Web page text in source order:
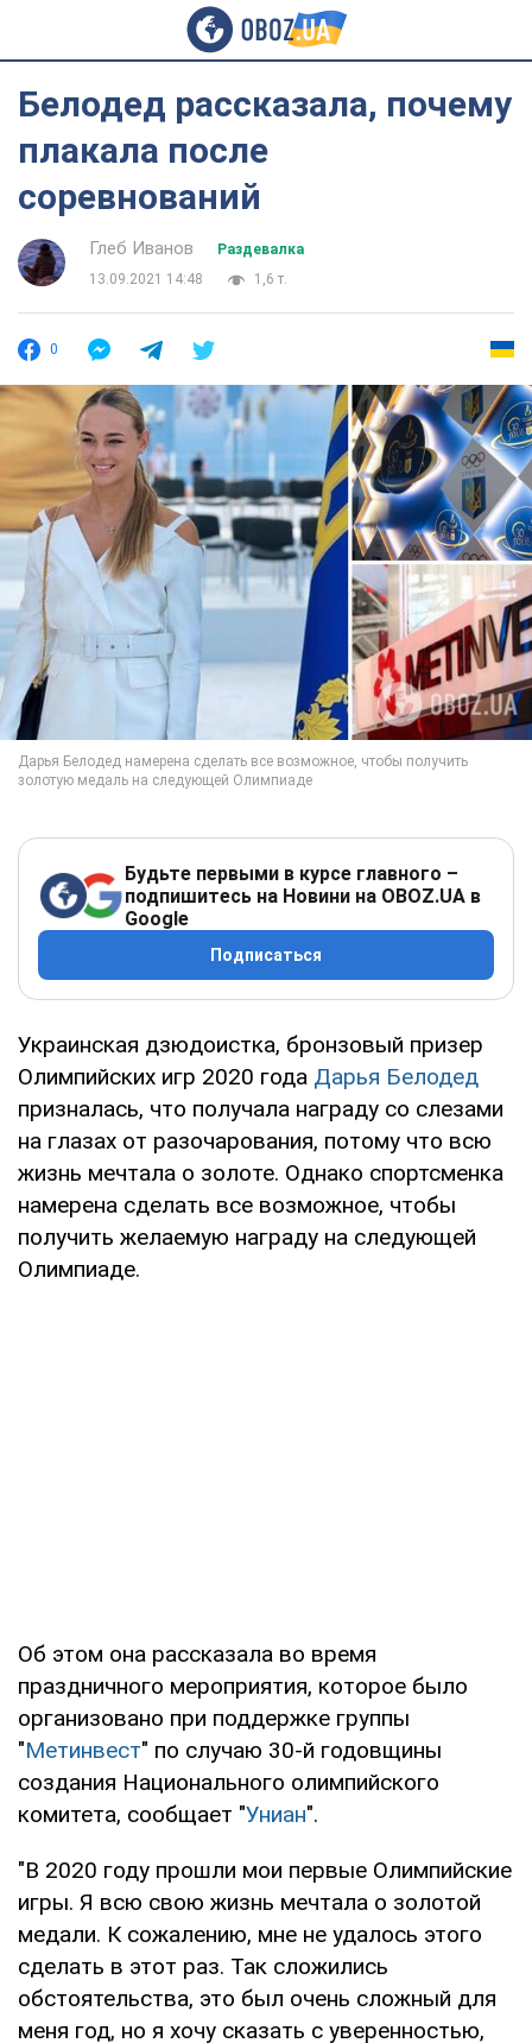
Белодед рассказала, почему
плакала после
соревнований
Глеб Иванов
Раздевалка
13.09.2021 14:48
1,6 т.
0
Будьте первыми в курсе главного –
подпишитесь на Новини на OBOZ.UA в
Google
Подписаться
Украинская дзюдоистка, бронзовый призер
Олимпийских игр 2020 года Дарья Белодед
призналась, что получала награду со слезами
на глазах от разочарования, потому что всю
жизнь мечтала о золоте. Однако спортсменка
намерена сделать все возможное, чтобы
получить желаемую награду на следующей
Олимпиаде.
Об этом она рассказала во время
праздничного мероприятия, которое было
организовано при поддержке группы
"Метинвест" по случаю 30-й годовщины
создания Национального олимпийского
комитета, сообщает "Униан".
"В 2020 году прошли мои первые Олимпийские
игры. Я всю свою жизнь мечтала о золотой
медали. К сожалению, мне не удалось этого
сделать в этот раз. Так сложились
обстоятельства, это был очень сложный для
меня год, но я хочу сказать с уверенностью,